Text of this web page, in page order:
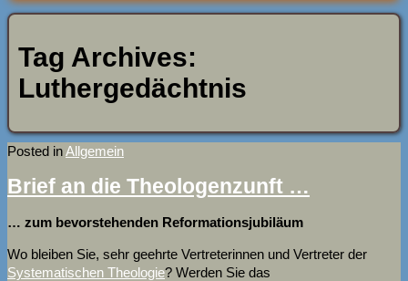
Tag Archives:
Luthergedächtnis
Posted inAllgemein
Brief an die Theologenzunft …
… zum bevorstehenden Reformationsjubiläum
Wo bleiben Sie, sehr geehrte Vertreterinnen und Vertreter der
Systematischen Theologie? Werden Sie das